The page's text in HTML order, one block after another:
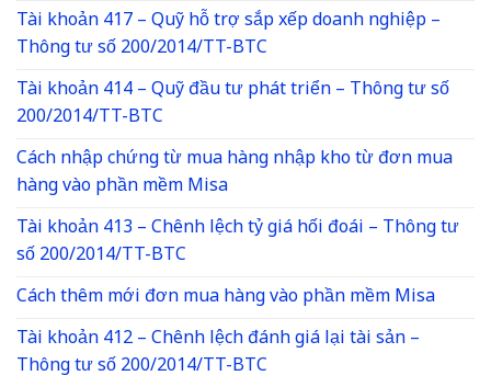
Tài khoản 417 – Quỹ hỗ trợ sắp xếp doanh nghiệp –
Thông tư số 200/2014/TT-BTC
Tài khoản 414 – Quỹ đầu tư phát triển – Thông tư số
200/2014/TT-BTC
Cách nhập chứng từ mua hàng nhập kho từ đơn mua
hàng vào phần mềm Misa
Tài khoản 413 – Chênh lệch tỷ giá hối đoái – Thông tư
số 200/2014/TT-BTC
Cách thêm mới đơn mua hàng vào phần mềm Misa
Tài khoản 412 – Chênh lệch đánh giá lại tài sản –
Thông tư số 200/2014/TT-BTC